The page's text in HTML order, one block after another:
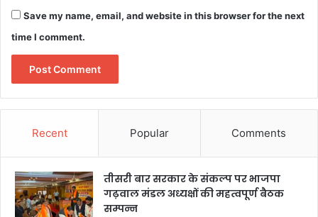
Save my name, email, and website in this browser for the next
time I comment.
Recent Popular Comments
तीसरी बार सरकार के संकल्प पर भाजपा
गढ़वाल मंडल अध्यक्षों की महत्वपूर्ण बैठक
सम्पन्न